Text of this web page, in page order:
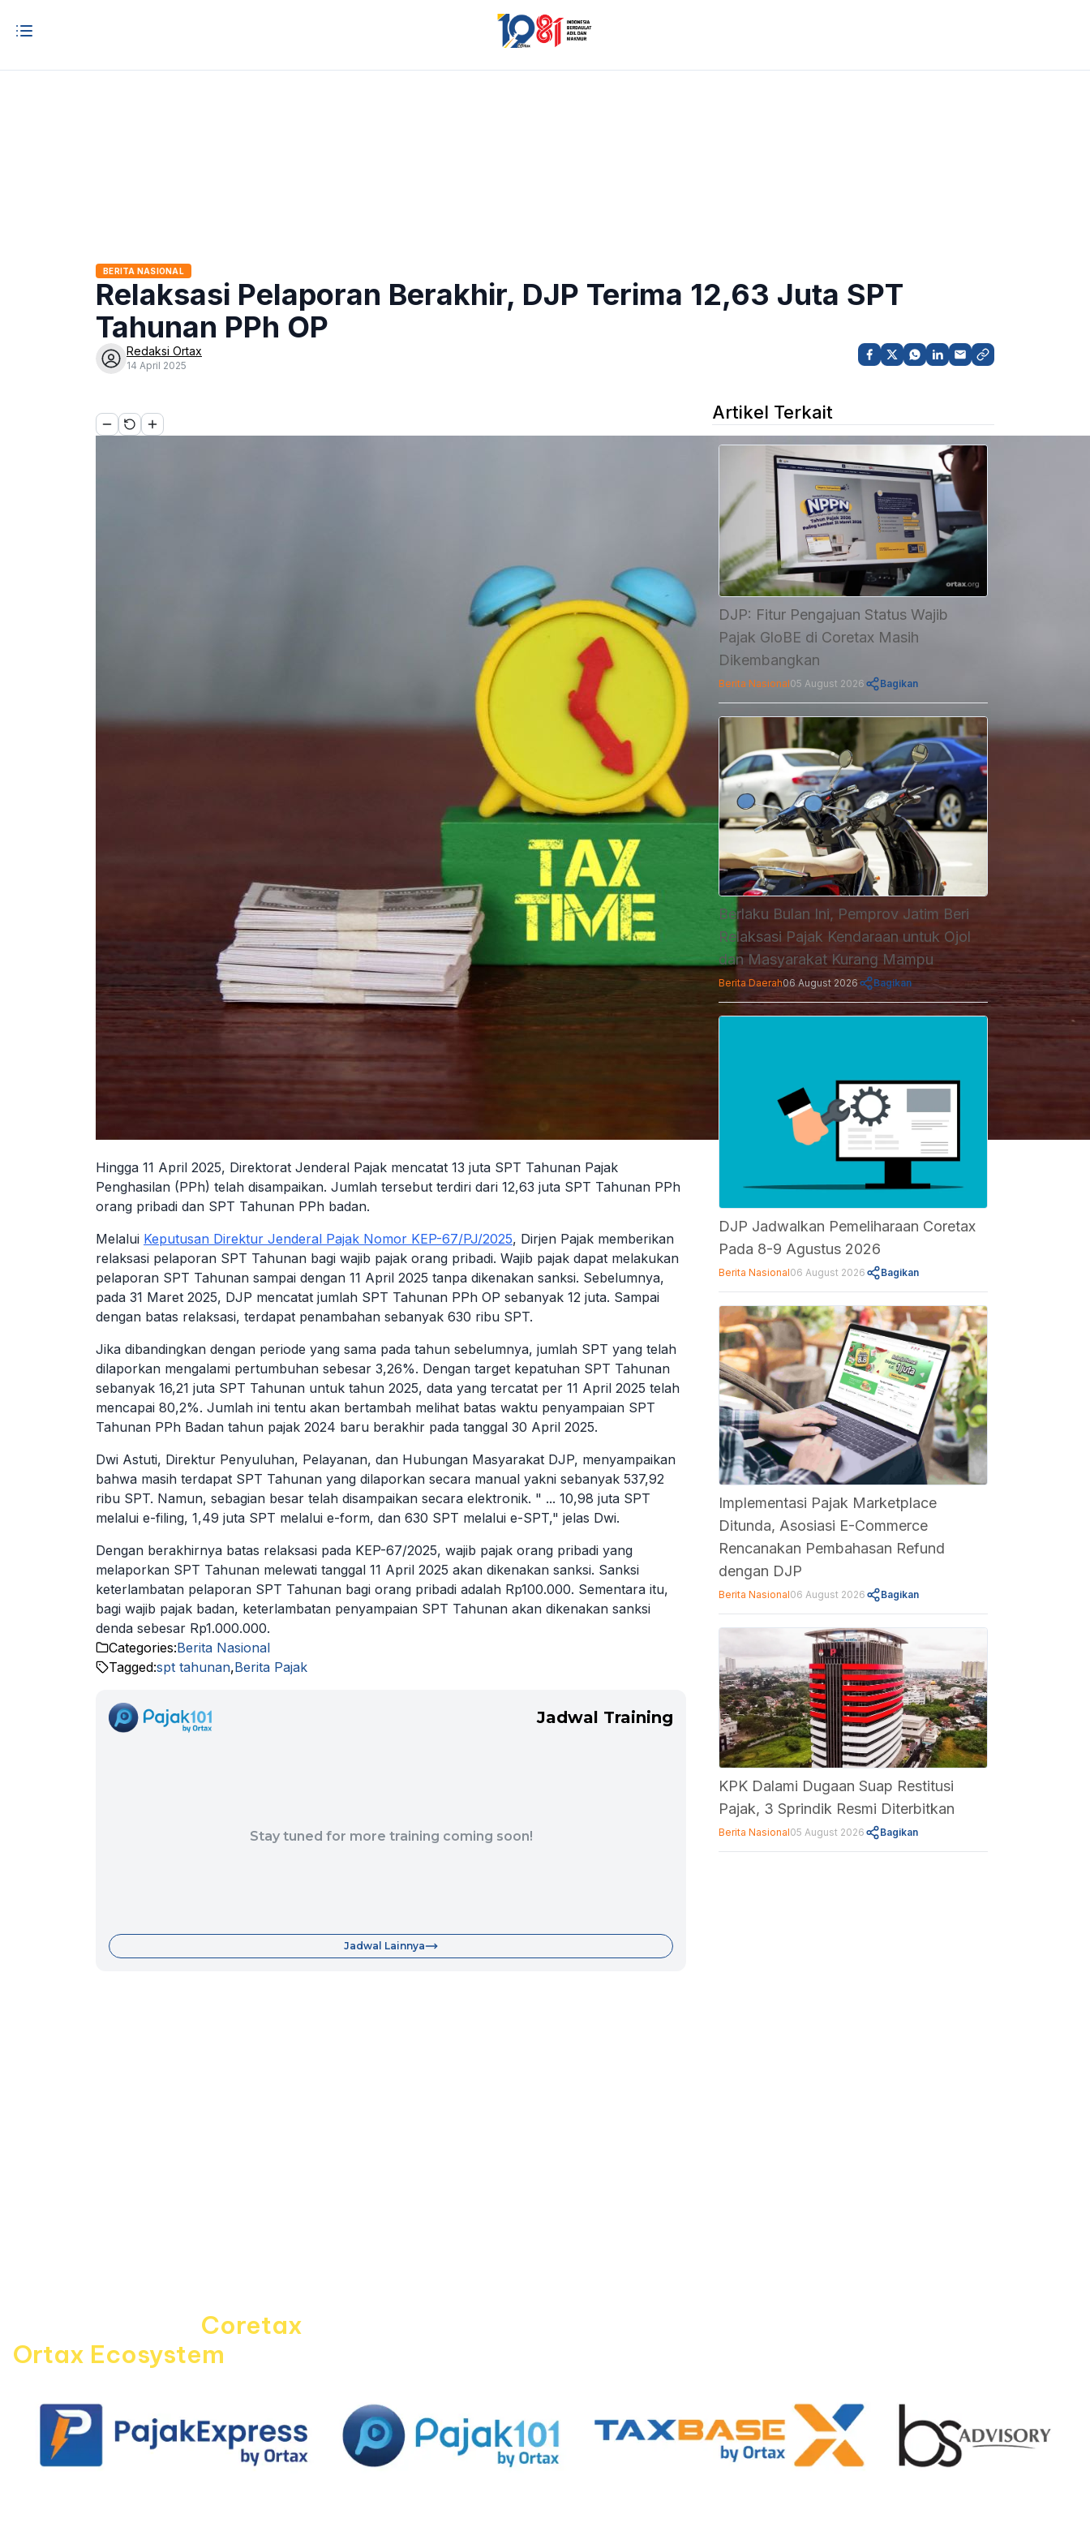
BERITA NASIONAL
Relaksasi Pelaporan Berakhir, DJP Terima 12,63 Juta SPT
Tahunan PPh OP
Redaksi Ortax
14 April 2025
Hingga 11 April 2025, Direktorat Jenderal Pajak mencatat 13 juta SPT Tahunan Pajak
Penghasilan (PPh) telah disampaikan. Jumlah tersebut terdiri dari 12,63 juta SPT Tahunan PPh
orang pribadi dan SPT Tahunan PPh badan.
Melalui Keputusan Direktur Jenderal Pajak Nomor KEP-67/PJ/2025, Dirjen Pajak memberikan
relaksasi pelaporan SPT Tahunan bagi wajib pajak orang pribadi. Wajib pajak dapat melakukan
pelaporan SPT Tahunan sampai dengan 11 April 2025 tanpa dikenakan sanksi. Sebelumnya,
pada 31 Maret 2025, DJP mencatat jumlah SPT Tahunan PPh OP sebanyak 12 juta. Sampai
dengan batas relaksasi, terdapat penambahan sebanyak 630 ribu SPT.
Jika dibandingkan dengan periode yang sama pada tahun sebelumnya, jumlah SPT yang telah
dilaporkan mengalami pertumbuhan sebesar 3,26%. Dengan target kepatuhan SPT Tahunan
sebanyak 16,21 juta SPT Tahunan untuk tahun 2025, data yang tercatat per 11 April 2025 telah
mencapai 80,2%. Jumlah ini tentu akan bertambah melihat batas waktu penyampaian SPT
Tahunan PPh Badan tahun pajak 2024 baru berakhir pada tanggal 30 April 2025.
Dwi Astuti, Direktur Penyuluhan, Pelayanan, dan Hubungan Masyarakat DJP, menyampaikan
bahwa masih terdapat SPT Tahunan yang dilaporkan secara manual yakni sebanyak 537,92
ribu SPT. Namun, sebagian besar telah disampaikan secara elektronik. " ... 10,98 juta SPT
melalui e-filing, 1,49 juta SPT melalui e-form, dan 630 SPT melalui e-SPT," jelas Dwi.
Dengan berakhirnya batas relaksasi pada KEP-67/2025, wajib pajak orang pribadi yang
melaporkan SPT Tahunan melewati tanggal 11 April 2025 akan dikenakan sanksi. Sanksi
keterlambatan pelaporan SPT Tahunan bagi orang pribadi adalah Rp100.000. Sementara itu,
bagi wajib pajak badan, keterlambatan penyampaian SPT Tahunan akan dikenakan sanksi
denda sebesar Rp1.000.000.
Categories:Berita Nasional
Tagged:spt tahunan,Berita Pajak
Jadwal Training
Stay tuned for more training coming soon!
Jadwal Lainnya
Artikel Terkait
DJP: Fitur Pengajuan Status Wajib
Pajak GloBE di Coretax Masih
Dikembangkan
Berita Nasional05 August 2026 Bagikan
Berlaku Bulan Ini, Pemprov Jatim Beri
Relaksasi Pajak Kendaraan untuk Ojol
dan Masyarakat Kurang Mampu
Berita Daerah06 August 2026 Bagikan
DJP Jadwalkan Pemeliharaan Coretax
Pada 8-9 Agustus 2026
Berita Nasional06 August 2026 Bagikan
Implementasi Pajak Marketplace
Ditunda, Asosiasi E-Commerce
Rencanakan Pembahasan Refund
dengan DJP
Berita Nasional06 August 2026 Bagikan
KPK Dalami Dugaan Suap Restitusi
Pajak, 3 Sprindik Resmi Diterbitkan
Berita Nasional05 August 2026 Bagikan
Coretax
Ortax Ecosystem